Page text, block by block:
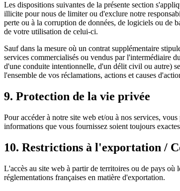
Les dispositions suivantes de la présente section
illicite pour nous de limiter ou d'exclure notre
perte ou à la corruption de données, de logiciels ou de
de votre utilisation de celui-ci.
Sauf dans la mesure où un contrat supplémentaire
services commercialisés ou vendus par l'intermédiaire
d'une conduite intentionnelle, d'un délit civil ou autre)
l'ensemble de vos réclamations, actions et causes
9. Protection de la vie privée
Pour accéder à notre site web et/ou à nos services,
informations que vous fournissez soient toujours
10. Restrictions à l'exportation /
L'accès au site web à partir de territoires ou de pays
réglementations françaises en matière d'exportation.